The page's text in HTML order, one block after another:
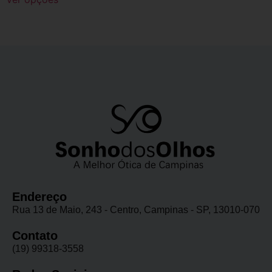
Endereço
Rua 13 de Maio, 243 - Centro, Campinas - SP, 13010-070
Contato
(19) 99318-3558